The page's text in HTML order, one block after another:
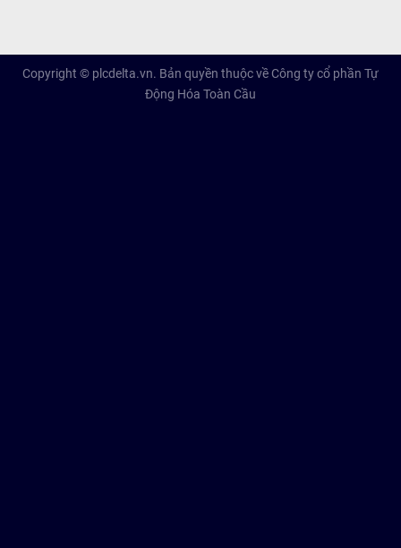
Copyright © plcdelta.vn. Bản quyền thuộc về Công ty cổ phần Tự
Động Hóa Toàn Cầu